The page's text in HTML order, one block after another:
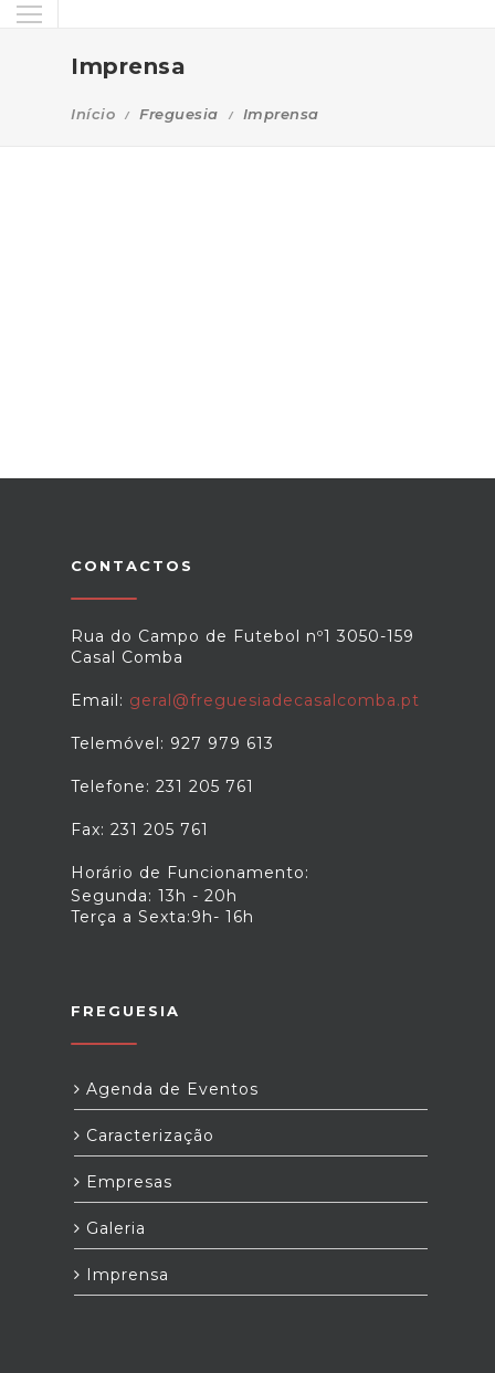
Imprensa
Início Freguesia Imprensa
CONTACTOS
Rua do Campo de Futebol nº1 3050-159
Casal Comba
Email: geral@freguesiadecasalcomba.pt
Telemóvel: 927 979 613
Telefone: 231 205 761
Fax: 231 205 761
Horário de Funcionamento:
Segunda: 13h - 20h
Terça a Sexta:9h- 16h
FREGUESIA
Agenda de Eventos
Caracterização
Empresas
Galeria
Imprensa